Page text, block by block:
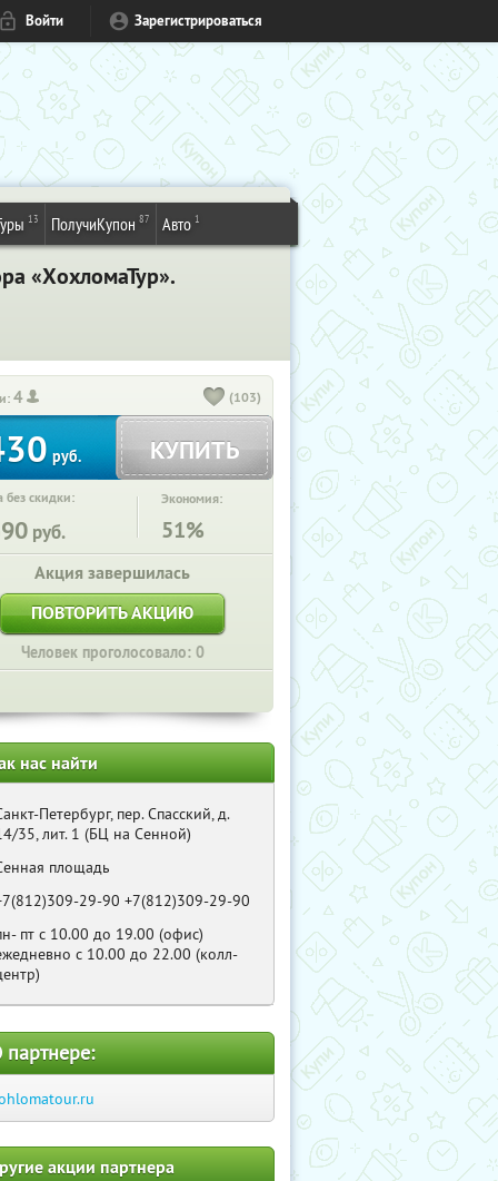
Войти Зарегистрироваться
13 ПолучиКупон 87 Авто 1
«ХохломаТур».
4 (103)
руб. КУПИТЬ
без скидки:
руб.
Экономия:
51%
Акция завершилась
ПОВТОРИТЬ АКЦИЮ
Человек проголосовало: 0
нас найти
Петербург, пер. Спасский, д.
35, лит. 1 (БЦ на Сенной)
площадь
29-90 +7(812)309-29-90
пт с 10.00 до 19.00 (офис)
с 10.00 до 22.00 (колл-
партнере:
акции партнера